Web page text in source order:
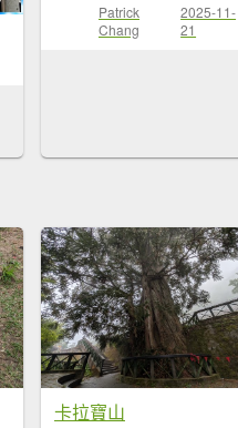
Patrick
Chang
2025-11-
21
卡拉寶山